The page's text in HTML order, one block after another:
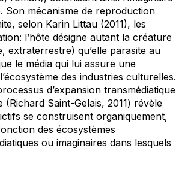
Son mécanisme de reproduction
selon Karin Littau (2011), les
l’hôte désigne autant la créature
extraterrestre) qu’elle parasite au
le média qui lui assure une
des industries culturelles.
d’expansion transmédiatique
Saint-Gelais, 2011) révèle
se construisent organiquement,
des écosystèmes
ou imaginaires dans lesquels